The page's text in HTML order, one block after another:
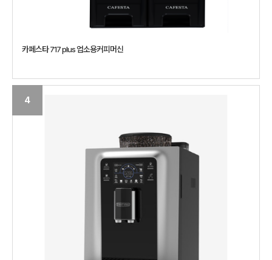
카페스타 717 plus 업소용커피머신
4